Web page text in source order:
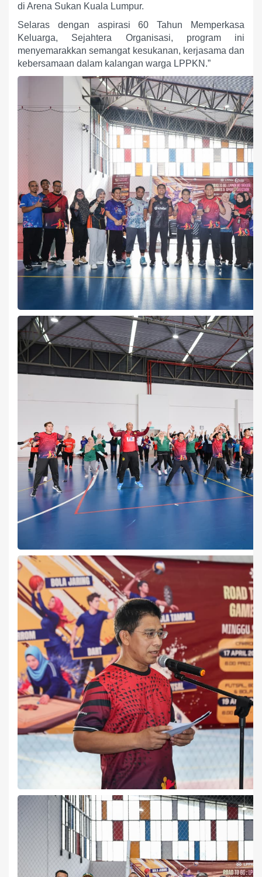
di Arena Sukan Kuala Lumpur.
Selaras dengan aspirasi 60 Tahun Memperkasa
Keluarga, Sejahtera Organisasi, program ini
menyemarakkan semangat kesukanan, kerjasama dan
kebersamaan dalam kalangan warga LPPKN.”